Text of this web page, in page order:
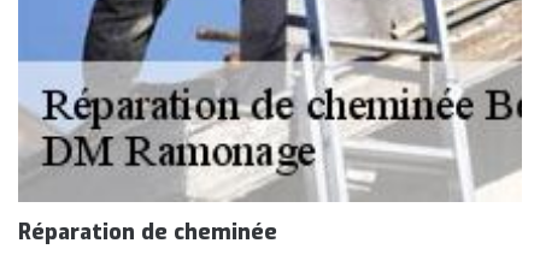
Réparation de cheminée